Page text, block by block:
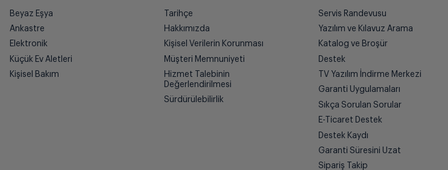
Beyaz Eşya
Ankastre
Elektronik
Küçük Ev Aletleri
Kişisel Bakım
Tarihçe
Hakkımızda
Kişisel Verilerin Korunması
Müşteri Memnuniyeti
Hizmet Talebinin
Değerlendirilmesi
Sürdürülebilirlik
Servis Randevusu
Yazılım ve Kılavuz Arama
Katalog ve Broşür
Destek
TV Yazılım İndirme Merkezi
Garanti Uygulamaları
Sıkça Sorulan Sorular
E-Ticaret Destek
Destek Kaydı
Garanti Süresini Uzat
Sipariş Takip